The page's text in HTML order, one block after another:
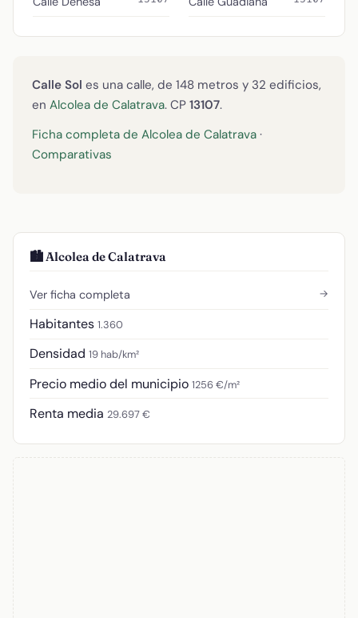
Calle Sol es una calle, de 148 metros y 32 edificios,
en Alcolea de Calatrava. CP 13107.
Ficha completa de Alcolea de Calatrava ·
Comparativas
🏙️ Alcolea de Calatrava
Ver ficha completa →
Habitantes 1.360
Densidad 19 hab/km²
Precio medio del municipio 1256 €/m²
Renta media 29.697 €